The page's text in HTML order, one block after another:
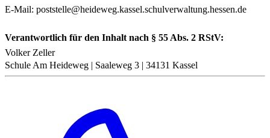
E-Mail: poststelle@heideweg.kassel.schulverwaltung.hessen.de
Verantwortlich für den Inhalt nach § 55 Abs. 2 RStV:
Volker Zeller
Schule Am Heideweg | Saaleweg 3 | 34131 Kassel